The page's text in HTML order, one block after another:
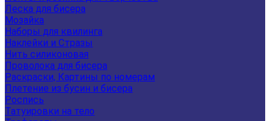
Леска для бисера
Мозайка
Наборы для квилинга
Наклейки и Стразы
Нить силиконовая
Проволока для бисера
Раскраски, Картины по номерам
Плетение из бусин и бисера
Роспись
Татуировки на тело